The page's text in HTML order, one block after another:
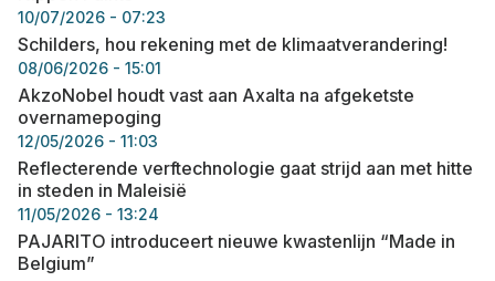
10/07/2026 - 07:23
Schilders, hou rekening met de klimaatverandering!
08/06/2026 - 15:01
AkzoNobel houdt vast aan Axalta na afgeketste
overnamepoging
12/05/2026 - 11:03
Reflecterende verftechnologie gaat strijd aan met hitte
in steden in Maleisië
11/05/2026 - 13:24
PAJARITO introduceert nieuwe kwastenlijn “Made in
Belgium”